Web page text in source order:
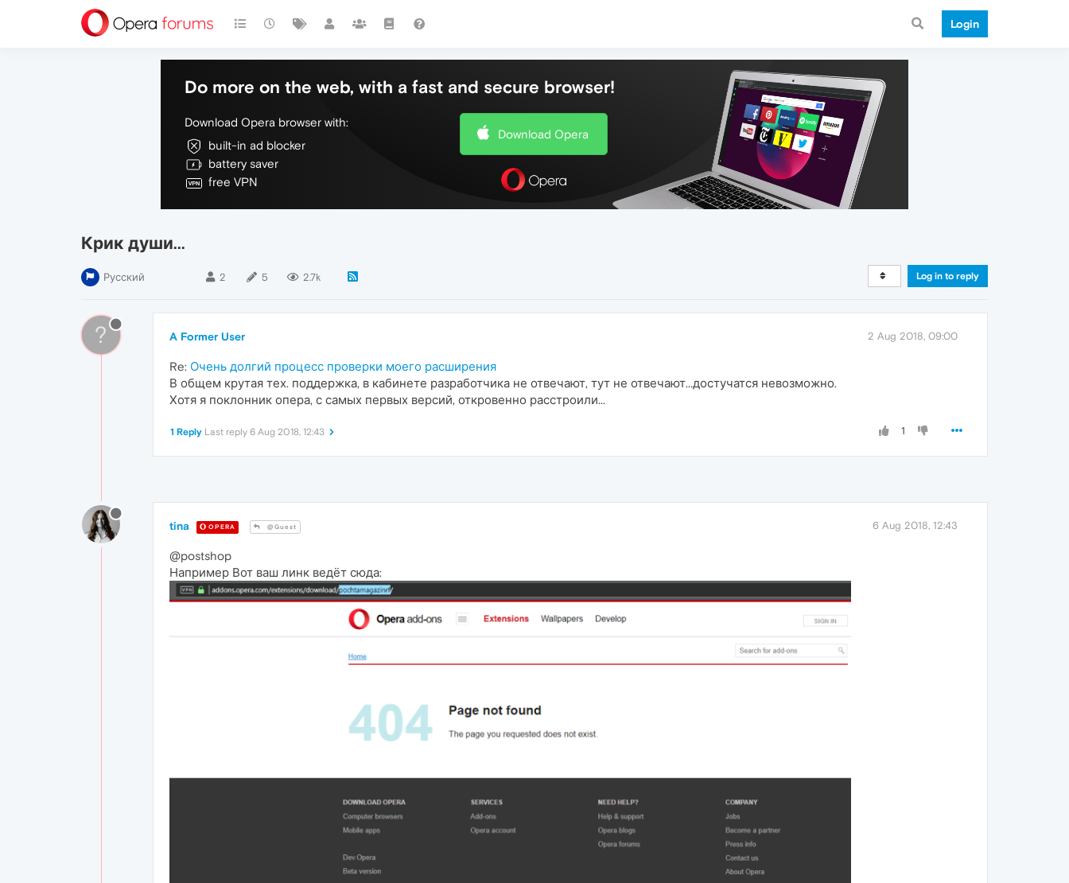
Login
Do more on the web, with a fast and secure browser!
Download Opera browser with:
built-in ad blocker
battery saver
free VPN
Download Opera
Крик души...
Русский 2 5 2.7k Log in to reply
? A Former User 2 Aug 2018, 09:00
Re: Очень долгий процесс проверки моего расширения
В общем крутая тех. поддержка, в кабинете разработчика не отвечают, тут не отвечают...достучатся невозможно.
Хотя я поклонник опера, с самых первых версий, откровенно расстроили...
1
1 Reply Last reply 6 Aug 2018, 12:43
tina OPERA @Guest 6 Aug 2018, 12:43
@postshop
Например Вот ваш линк ведёт сюда: